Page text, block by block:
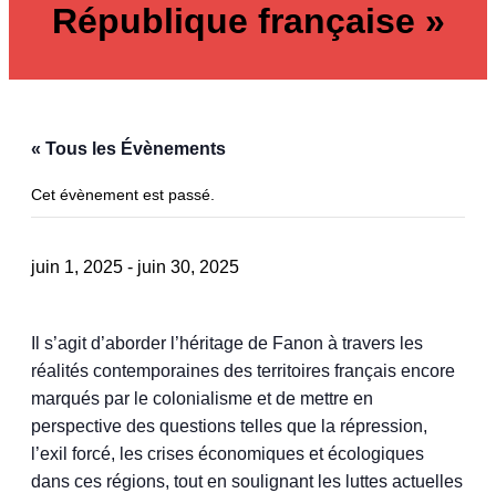
République française »
« Tous les Évènements
Cet évènement est passé.
juin 1, 2025 - juin 30, 2025
Il s’agit d’aborder l’héritage de Fanon à travers les
réalités contemporaines des territoires français encore
marqués par le colonialisme et de mettre en
perspective des questions telles que la répression,
l’exil forcé, les crises économiques et écologiques
dans ces régions, tout en soulignant les luttes actuelles